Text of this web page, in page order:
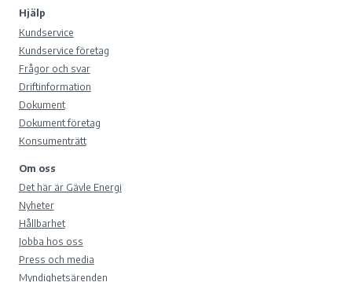
Hjälp
Kundservice
Kundservice företag
Frågor och svar
Driftinformation
Dokument
Dokument företag
Konsumenträtt
Om oss
Det här är Gävle Energi
Nyheter
Hållbarhet
Jobba hos oss
Press och media
Myndighetsärenden